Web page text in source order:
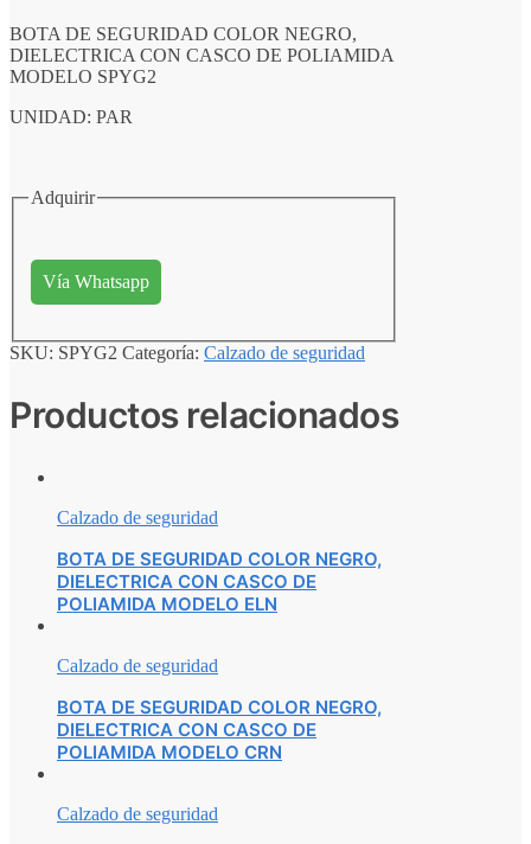
BOTA DE SEGURIDAD COLOR NEGRO,
DIELECTRICA CON CASCO DE POLIAMIDA
MODELO SPYG2
UNIDAD: PAR
Adquirir
Vía Whatsapp
SKU: SPYG2 Categoría: Calzado de seguridad
Productos relacionados
Calzado de seguridad
BOTA DE SEGURIDAD COLOR NEGRO,
DIELECTRICA CON CASCO DE
POLIAMIDA MODELO ELN
Calzado de seguridad
BOTA DE SEGURIDAD COLOR NEGRO,
DIELECTRICA CON CASCO DE
POLIAMIDA MODELO CRN
Calzado de seguridad